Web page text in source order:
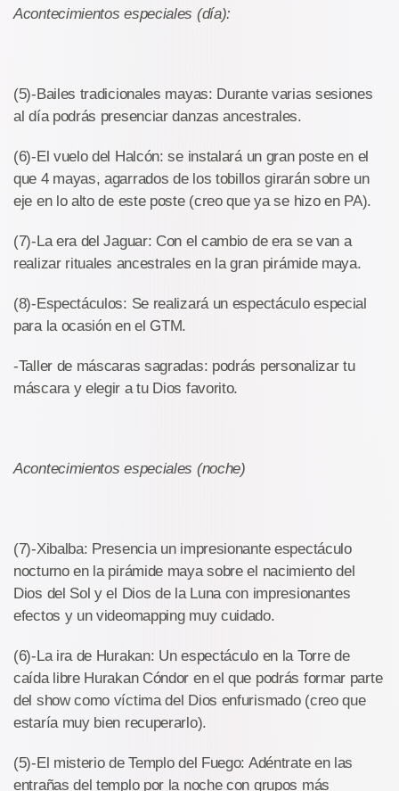
Acontecimientos especiales (día):
(5)-Bailes tradicionales mayas: Durante varias sesiones
al día podrás presenciar danzas ancestrales.
(6)-El vuelo del Halcón: se instalará un gran poste en el
que 4 mayas, agarrados de los tobillos girarán sobre un
eje en lo alto de este poste (creo que ya se hizo en PA).
(7)-La era del Jaguar: Con el cambio de era se van a
realizar rituales ancestrales en la gran pirámide maya.
(8)-Espectáculos: Se realizará un espectáculo especial
para la ocasión en el GTM.
-Taller de máscaras sagradas: podrás personalizar tu
máscara y elegir a tu Dios favorito.
Acontecimientos especiales (noche)
(7)-Xibalba: Presencia un impresionante espectáculo
nocturno en la pirámide maya sobre el nacimiento del
Dios del Sol y el Dios de la Luna con impresionantes
efectos y un videomapping muy cuidado.
(6)-La ira de Hurakan: Un espectáculo en la Torre de
caída libre Hurakan Cóndor en el que podrás formar parte
del show como víctima del Dios enfurismado (creo que
estaría muy bien recuperarlo).
(5)-El misterio de Templo del Fuego: Adéntrate en las
entrañas del templo por la noche con grupos más